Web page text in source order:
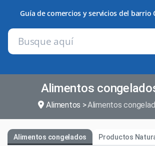
Guía de comercios y servicios del barrio
Alimentos
Alimentos Alimentos
Alimentos congelados Productos